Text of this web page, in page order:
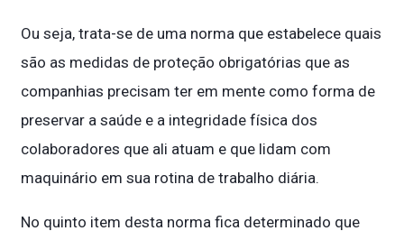
Ou seja, trata-se de uma norma que estabelece quais
são as medidas de proteção obrigatórias que as
companhias precisam ter em mente como forma de
preservar a saúde e a integridade física dos
colaboradores que ali atuam e que lidam com
maquinário em sua rotina de trabalho diária.
No quinto item desta norma fica determinado que